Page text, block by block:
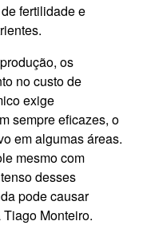
fertilidade e
os
no custo de
exige
sempre eficazes, o
em algumas áreas.
mesmo com
desses
pode causar
Monteiro.